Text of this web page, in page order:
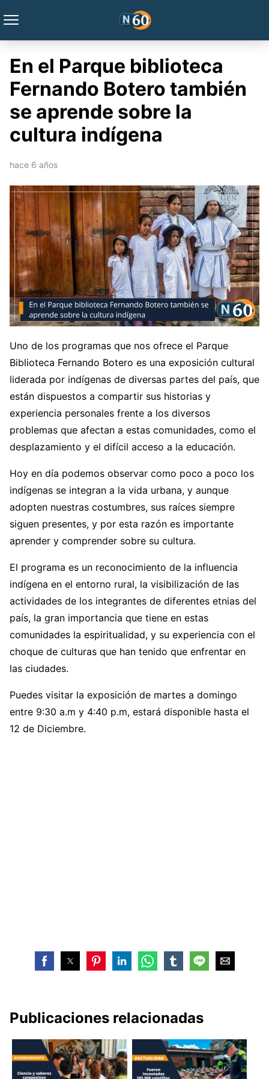
En el Parque biblioteca
Fernando Botero también
se aprende sobre la
cultura indígena
hace 6 años
Uno de los programas que nos ofrece el Parque
Biblioteca Fernando Botero es una exposición cultural
liderada por indígenas de diversas partes del país, que
están dispuestos a compartir sus historias y
experiencia personales frente a los diversos
problemas que afectan a estas comunidades, como el
desplazamiento y el difícil acceso a la educación.
Hoy en día podemos observar como poco a poco los
indígenas se integran a la vida urbana, y aunque
adopten nuestras costumbres, sus raíces siempre
siguen presentes, y por esta razón es importante
aprender y comprender sobre su cultura.
El programa es un reconocimiento de la influencia
indígena en el entorno rural, la visibilización de las
actividades de los integrantes de diferentes etnias del
país, la gran importancia que tiene en estas
comunidades la espiritualidad, y su experiencia con el
choque de culturas que han tenido que enfrentar en
las ciudades.
Puedes visitar la exposición de martes a domingo
entre 9:30 a.m y 4:40 p.m, estará disponible hasta el
12 de Diciembre.
Publicaciones relacionadas